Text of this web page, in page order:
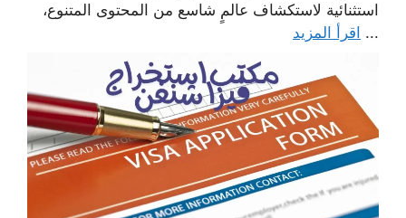
استثنائية لاستكشاف عالمٍ شاسع من المحتوى المتنوع،
... اقرأ المزيد